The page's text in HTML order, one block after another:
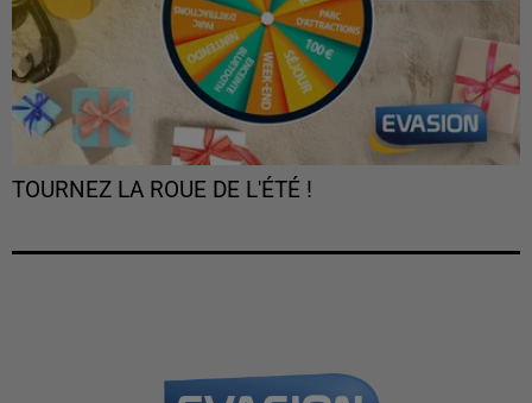
TOURNEZ LA ROUE DE L'ÉTÉ !